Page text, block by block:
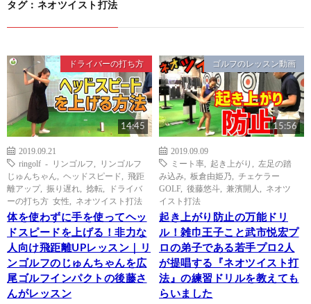
タグ：ネオツイスト打法
ドライバーの打ち方
14:45
2019.09.21
ringolf - リンゴルフ
リンゴルフ
じゅんちゃん
ヘッドスピード
飛距
離アップ, 振り遅れ 捻転
ドライバ
ーの打ち方 女性
ネオツイスト打法
体を使わずに手を使ってヘッ
ドスピードを上げる！非力な
人向け飛距離UPレッスン｜リ
ンゴルフのじゅんちゃんを広
尾ゴルフインパクトの後藤さ
んがレッスン
ゴルフのレッスン動画
15:56
2019.09.09
ミート率
起き上がり
左足の踏
み込み
板倉由姫乃
チェケラー
GOLF, 後藤悠斗 兼濱開人
ネオツ
イスト打法
起き上がり防止の万能ドリ
ル！雑巾王子こと武市悦宏プ
ロの弟子である若手プロ2人
が提唱する『ネオツイスト打
法』の練習ドリルを教えても
らいました